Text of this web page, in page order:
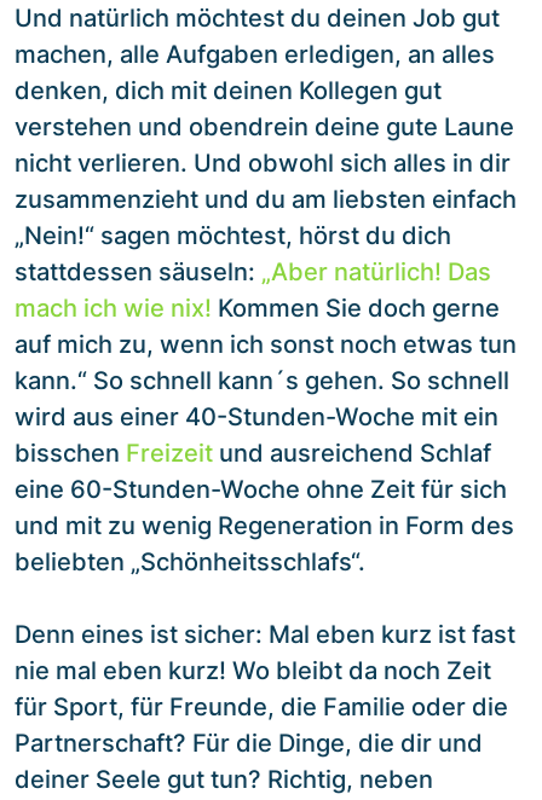
Und natürlich möchtest du deinen Job gut
machen, alle Aufgaben erledigen, an alles
denken, dich mit deinen Kollegen gut
verstehen und obendrein deine gute Laune
nicht verlieren. Und obwohl sich alles in dir
zusammenzieht und du am liebsten einfach
„Nein!“ sagen möchtest, hörst du dich
stattdessen säuseln: „Aber natürlich! Das
mach ich wie nix! Kommen Sie doch gerne
auf mich zu, wenn ich sonst noch etwas tun
kann.“ So schnell kann´s gehen. So schnell
wird aus einer 40-Stunden-Woche mit ein
bisschen Freizeit und ausreichend Schlaf
eine 60-Stunden-Woche ohne Zeit für sich
und mit zu wenig Regeneration in Form des
beliebten „Schönheitsschlafs“.
Denn eines ist sicher: Mal eben kurz ist fast
nie mal eben kurz! Wo bleibt da noch Zeit
für Sport, für Freunde, die Familie oder die
Partnerschaft? Für die Dinge, die dir und
deiner Seele gut tun? Richtig, neben